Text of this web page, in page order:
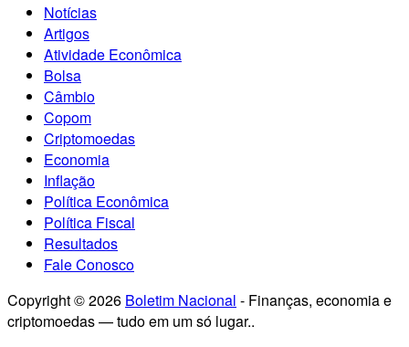
Notícias
Artigos
Atividade Econômica
Bolsa
Câmbio
Copom
Criptomoedas
Economia
Inflação
Política Econômica
Política Fiscal
Resultados
Fale Conosco
Copyright © 2026 Boletim Nacional - Finanças, economia e
criptomoedas — tudo em um só lugar..